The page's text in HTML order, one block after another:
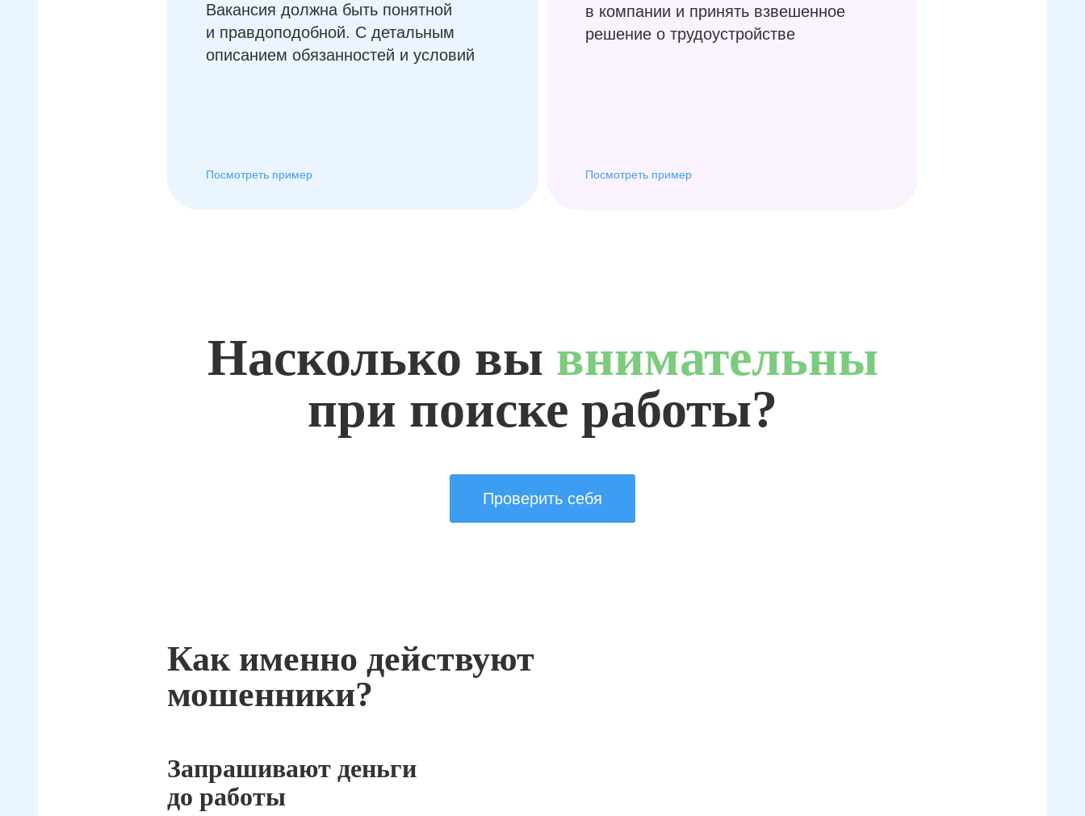
Вакансия должна быть понятной
и правдоподобной. С детальным
описанием обязанностей и условий
Посмотреть пример
в компании и принять взвешенное
решение о трудоустройстве
Посмотреть пример
Насколько вы внимательны
при поиске работы?
Проверить себя
Как именно действуют
мошенники?
Запрашивают деньги
до работы